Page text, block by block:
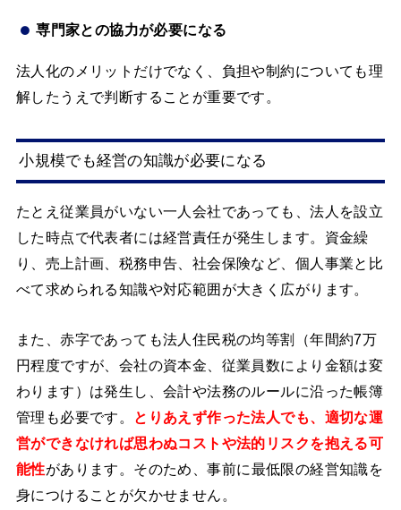
専門家との協力が必要になる
法人化のメリットだけでなく、負担や制約についても理
解したうえで判断することが重要です。
小規模でも経営の知識が必要になる
たとえ従業員がいない一人会社であっても、法人を設立
した時点で代表者には経営責任が発生します。資金繰
り、売上計画、税務申告、社会保険など、個人事業と比
べて求められる知識や対応範囲が大きく広がります。
また、赤字であっても法人住民税の均等割（年間約7万
円程度ですが、会社の資本金、従業員数により金額は変
わります）は発生し、会計や法務のルールに沿った帳簿
管理も必要です。
とりあえず作った法人でも、適切な運
営ができなければ思わぬコストや法的リスクを抱える可
能性があります。そのため、事前に最低限の経営知識を
身につけることが欠かせません。